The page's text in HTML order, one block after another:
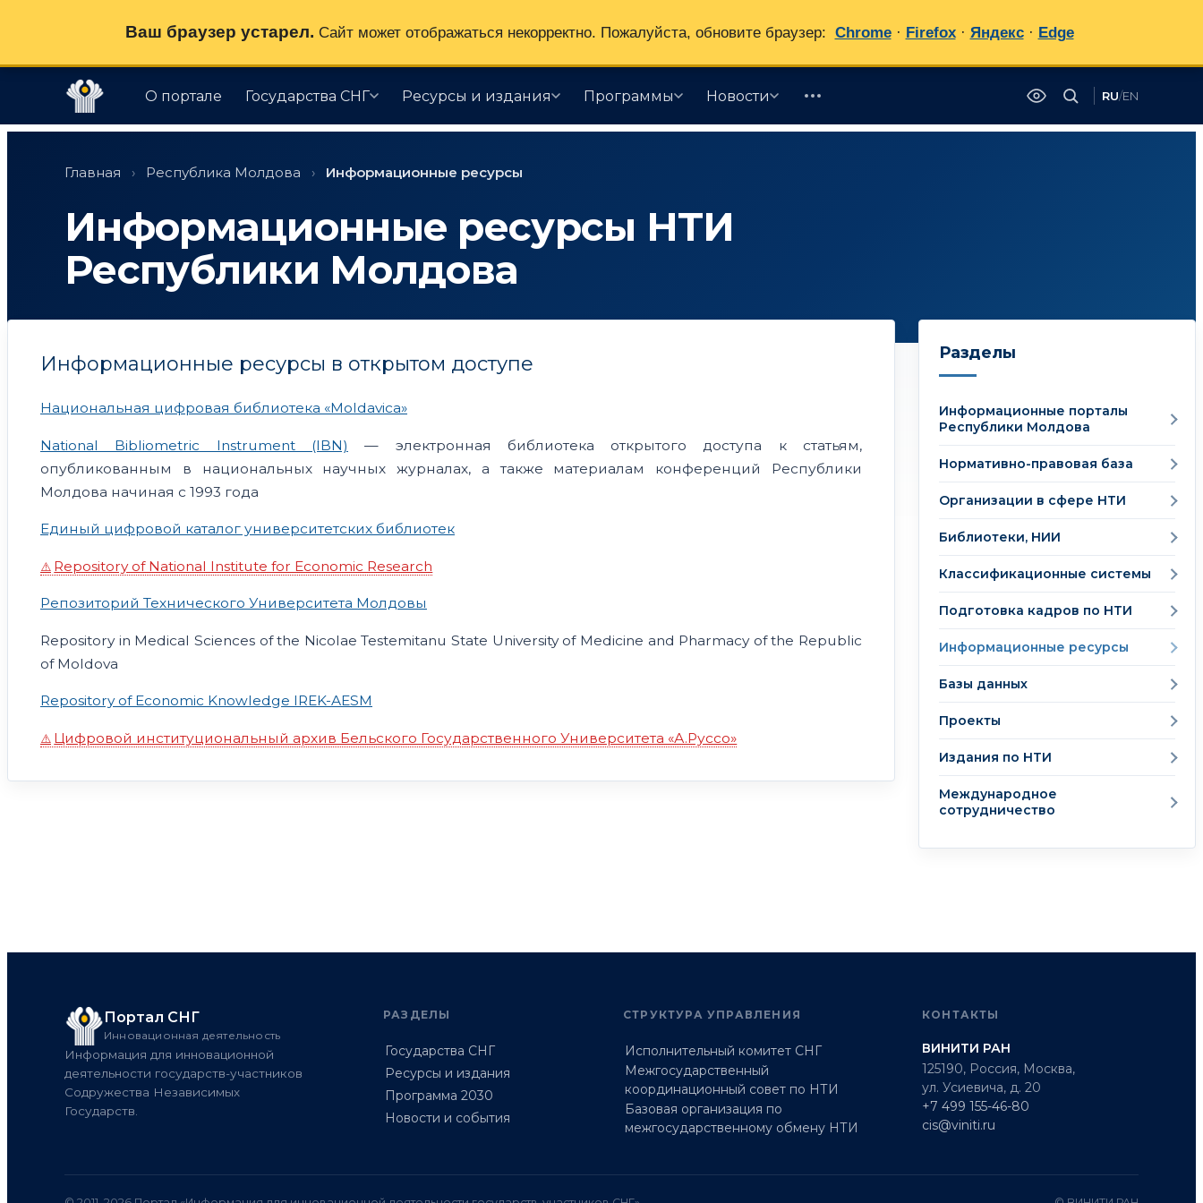
О портале Государства СНГ Ресурсы и издания Программы Новости RU/EN
Главная › Республика Молдова › Информационные ресурсы
Информационные ресурсы НТИ
Республики Молдова
Информационные ресурсы в открытом доступе
Национальная цифровая библиотека «Moldavica»
National Bibliometric Instrument (IBN)
— электронная библиотека открытого доступа к статьям,
опубликованным в национальных научных журналах, а также материалам конференций Республики
Молдова начиная с 1993 года
Единый цифровой каталог университетских библиотек
Repository of National Institute for Economic Research
Репозиторий Технического Университета Молдовы
Repository in Medical Sciences of the Nicolae Testemitanu State University of Medicine and Pharmacy of the Republic
of Moldova
Repository of Economic Knowledge IREK-AESM
Цифровой институциональный архив Бельского Государственного Университета «А.Руссо»
Разделы
Информационные порталы
Республики Молдова
Нормативно-правовая база
Организации в сфере НТИ
Библиотеки, НИИ
Классификационные системы
Подготовка кадров по НТИ
Информационные ресурсы
Базы данных
Проекты
Издания по НТИ
Международное
сотрудничество
Портал СНГ
Инновационная деятельность
Информация для инновационной
деятельности государств-участников
Содружества Независимых
Государств.
РАЗДЕЛЫ
Государства СНГ
Ресурсы и издания
Программа 2030
Новости и события
СТРУКТУРА УПРАВЛЕНИЯ
Исполнительный комитет СНГ
Межгосударственный
координационный совет по НТИ
Базовая организация по
межгосударственному обмену НТИ
КОНТАКТЫ
ВИНИТИ РАН
125190, Россия, Москва,
ул. Усиевича, д. 20
+7 499 155-46-80
cis@viniti.ru
Ваш браузер устарел. Сайт может отображаться некорректно. Пожалуйста, обновите браузер: Chrome · Firefox · Яндекс · Edge